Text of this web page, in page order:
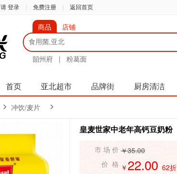
请 登录 免费注册 返回首页
商品 店铺
韶州府 | 粉葛面
首页 亚北超市 品牌街 厨房清洁
冲饮/麦片
皇麦世家中老年高钙豆奶粉
市 场 价 ￥35.00
价 格 ￥ 22.00 62折